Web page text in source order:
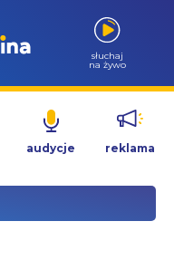
słuchaj
na żywo
audycje reklama